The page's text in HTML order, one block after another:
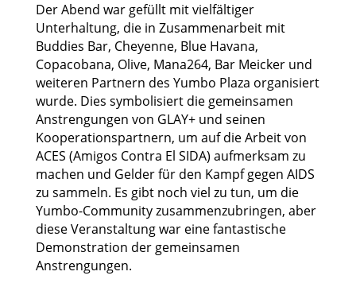
Der Abend war gefüllt mit vielfältiger
Unterhaltung, die in Zusammenarbeit mit
Buddies Bar, Cheyenne, Blue Havana,
Copacobana, Olive, Mana264, Bar Meicker und
weiteren Partnern des Yumbo Plaza organisiert
wurde. Dies symbolisiert die gemeinsamen
Anstrengungen von GLAY+ und seinen
Kooperationspartnern, um auf die Arbeit von
ACES (Amigos Contra El SIDA) aufmerksam zu
machen und Gelder für den Kampf gegen AIDS
zu sammeln. Es gibt noch viel zu tun, um die
Yumbo-Community zusammenzubringen, aber
diese Veranstaltung war eine fantastische
Demonstration der gemeinsamen
Anstrengungen.